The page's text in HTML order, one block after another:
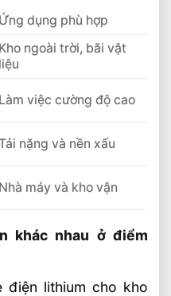
Ứng dụng phù hợp
Kho ngoài trời, bãi vật
liệu
Làm việc cường độ cao
nặng và nền xấu
Nhà máy và kho vận
khác nhau ở điểm
điện lithium cho kho